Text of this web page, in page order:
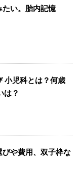
たい。胎内記憶
小児科とは？何歳
は？
びや費用、双子枠な